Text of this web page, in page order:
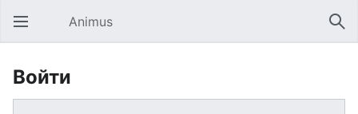
Открыть главное меню Animus
Войти